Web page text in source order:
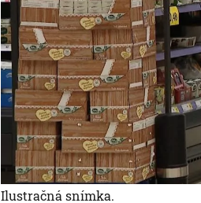
Ilustračná snímka.